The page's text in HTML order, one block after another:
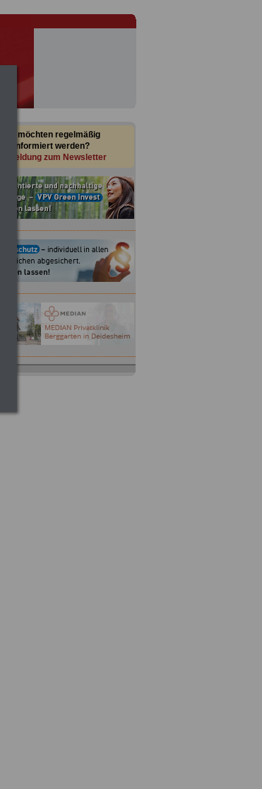
Sie möchten regelmäßig
informiert werden?
Anmeldung zum Newsletter